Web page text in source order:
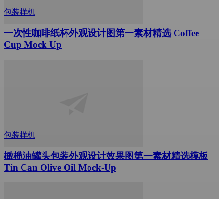
包装样机
一次性咖啡纸杯外观设计图第一素材精选 Coffee
Cup Mock Up
包装样机
橄榄油罐头包装外观设计效果图第一素材精选模板
Tin Can Olive Oil Mock-Up